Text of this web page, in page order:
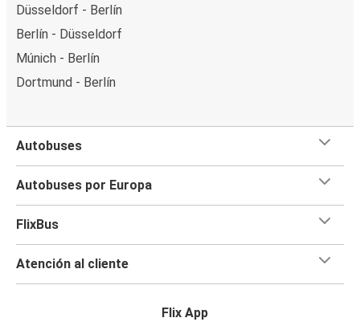
Düsseldorf - Berlín
Berlín - Düsseldorf
Múnich - Berlín
Dortmund - Berlín
Autobuses
Autobuses por Europa
FlixBus
Atención al cliente
Flix App